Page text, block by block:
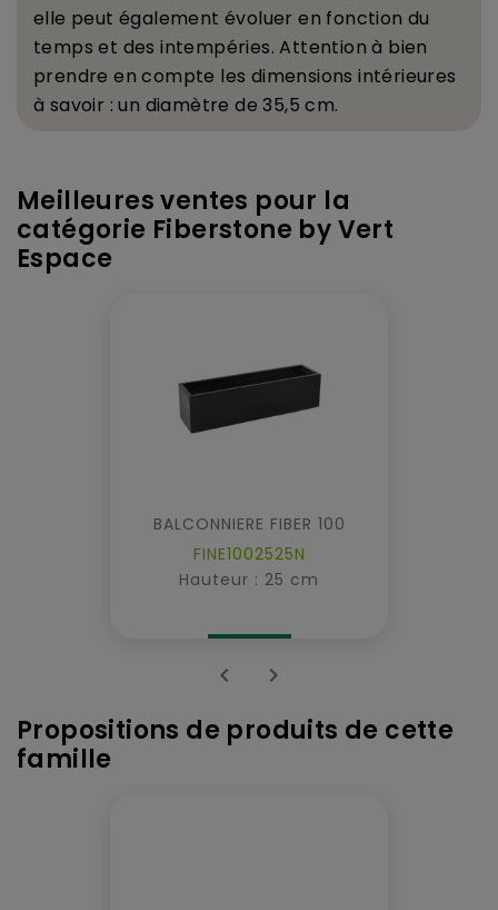
elle peutégalementévoluer en fonction du
temps et des intempéries. Attentionà bien
prendre en compte les dimensions intérieures
à savoir : un diamètre de 35,5 cm.
Meilleures ventes pour la
catégorie Fiberstone by Vert
Espace
BALCONNIERE FIBER 100
FINE1002525N
Hauteur : 25 cm
 
Propositions de produits de cette
famille